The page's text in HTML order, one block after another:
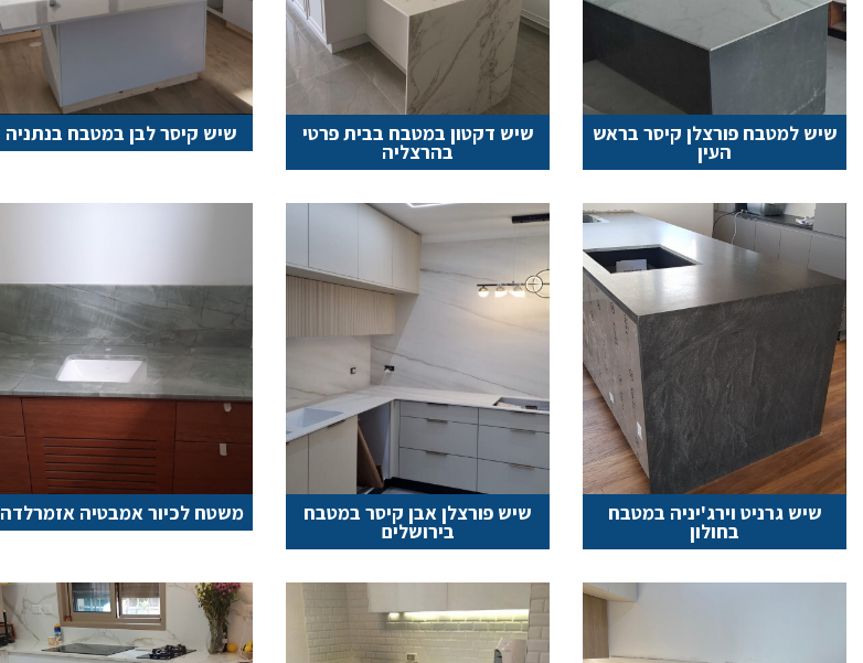
שיש למטבח פורצלן קיסר בראש
העין
שיש דקטון במטבח בבית פרטי
בהרצליה
שיש קיסר לבן במטבח בנתניה
שיש גרניט וירג'יניה במטבח
בחולון
שיש פורצלן אבן קיסר במטבח
בירושלים
משטח לכיור אמבטיה אזמרלדה